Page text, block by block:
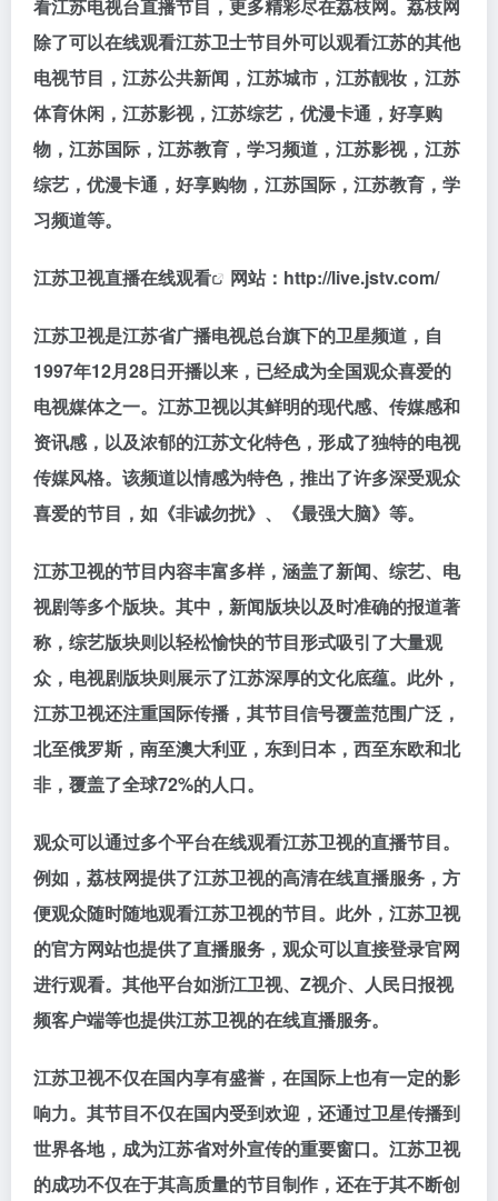
看江苏电视台直播节目，更多精彩尽在荔枝网。荔枝网
除了可以在线观看江苏卫士节目外可以观看江苏的其他
电视节目，江苏公共新闻，江苏城市，江苏靓妆，江苏
体育休闲，江苏影视，江苏综艺，优漫卡通，好享购
物，江苏国际，江苏教育，学习频道，江苏影视，江苏
综艺，优漫卡通，好享购物，江苏国际，江苏教育，学
习频道等。
江苏卫视直播在线观看 网站：http://live.jstv.com/
江苏卫视是江苏省广播电视总台旗下的卫星频道，自
1997年12月28日开播以来，已经成为全国观众喜爱的
电视媒体之一。江苏卫视以其鲜明的现代感、传媒感和
资讯感，以及浓郁的江苏文化特色，形成了独特的电视
传媒风格。该频道以情感为特色，推出了许多深受观众
喜爱的节目，如《非诚勿扰》、《最强大脑》等。
江苏卫视的节目内容丰富多样，涵盖了新闻、综艺、电
视剧等多个版块。其中，新闻版块以及时准确的报道著
称，综艺版块则以轻松愉快的节目形式吸引了大量观
众，电视剧版块则展示了江苏深厚的文化底蕴。此外，
江苏卫视还注重国际传播，其节目信号覆盖范围广泛，
北至俄罗斯，南至澳大利亚，东到日本，西至东欧和北
非，覆盖了全球72%的人口。
观众可以通过多个平台在线观看江苏卫视的直播节目。
例如，荔枝网提供了江苏卫视的高清在线直播服务，方
便观众随时随地观看江苏卫视的节目。此外，江苏卫视
的官方网站也提供了直播服务，观众可以直接登录官网
进行观看。其他平台如浙江卫视、Z视介、人民日报视
频客户端等也提供江苏卫视的在线直播服务。
江苏卫视不仅在国内享有盛誉，在国际上也有一定的影
响力。其节目不仅在国内受到欢迎，还通过卫星传播到
世界各地，成为江苏省对外宣传的重要窗口。江苏卫视
的成功不仅在于其高质量的节目制作，还在于其不断创